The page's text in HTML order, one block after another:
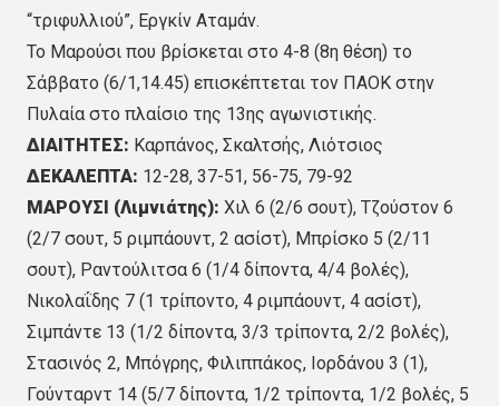
“τριφυλλιού”, Εργκίν Αταμάν.
Το Μαρούσι που βρίσκεται στο 4-8 (8η θέση) το
Σάββατο (6/1,14.45) επισκέπτεται τον ΠΑΟΚ στην
Πυλαία στο πλαίσιο της 13ης αγωνιστικής.
ΔΙΑΙΤΗΤΕΣ: Καρπάνος, Σκαλτσής, Λιότσιος
ΔΕΚΑΛΕΠΤΑ: 12-28, 37-51, 56-75, 79-92
ΜΑΡΟΥΣΙ (Λιμνιάτης): Χιλ 6 (2/6 σουτ), Τζούστον 6
(2/7 σουτ, 5 ριμπάουντ, 2 ασίστ), Μπρίσκο 5 (2/11
σουτ), Ραντούλιτσα 6 (1/4 δίποντα, 4/4 βολές),
Νικολαΐδης 7 (1 τρίποντο, 4 ριμπάουντ, 4 ασίστ),
Σιμπάντε 13 (1/2 δίποντα, 3/3 τρίποντα, 2/2 βολές),
Στασινός 2, Μπόγρης, Φιλιππάκος, Ιορδάνου 3 (1),
Γούνταρντ 14 (5/7 δίποντα, 1/2 τρίποντα, 1/2 βολές, 5